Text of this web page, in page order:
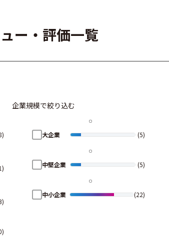
ー・評価一覧
企業規模で絞り込む
大企業 (5)
中堅企業 (5)
中小企業 (22)